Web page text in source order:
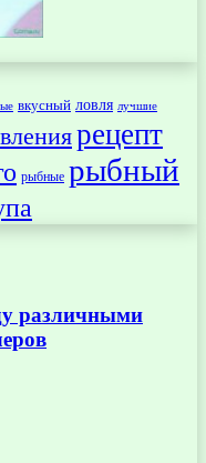
вкусный ловля лучшие
рецепт
рыбные рыбный
различными